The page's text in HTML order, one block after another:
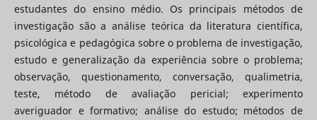
estudantes do ensino médio. Os principais métodos de
investigação são a análise teórica da literatura científica,
psicológica e pedagógica sobre o problema de investigação,
estudo e generalização da experiência sobre o problema;
observação, questionamento, conversação, qualimetria,
teste, método de avaliação pericial; experimento
averiguador e formativo; análise do estudo; métodos de